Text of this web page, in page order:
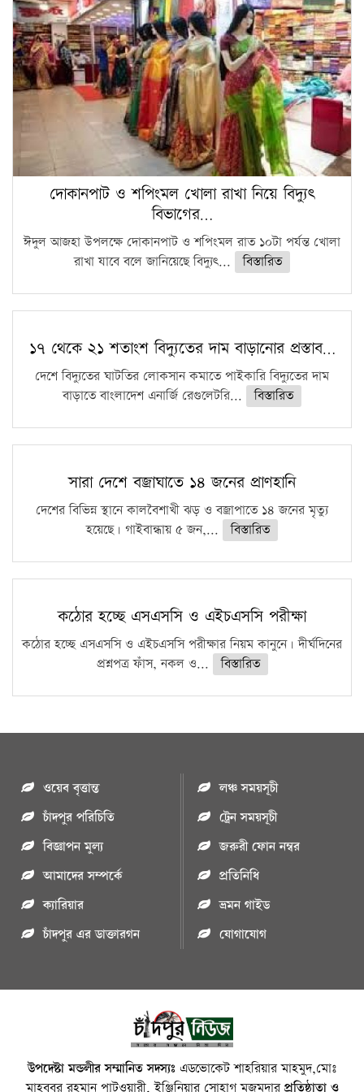
দোকানপাট ও শপিংমল খোলা রাখা নিয়ে বিদ্যুৎ
বিভাগের…
ঈদুল আজহা উপলক্ষে দোকানপাট ও শপিংমল রাত ১০টা পর্যন্ত খোলা
রাখা যাবে বলে জানিয়েছে বিদ্যুৎ...
বিস্তারিত
১৭ থেকে ২১ শতাংশ বিদ্যুতের দাম বাড়ানোর প্রস্তাব…
দেশে বিদ্যুতের ঘাটতির লোকসান কমাতে পাইকারি বিদ্যুতের দাম
বাড়াতে বাংলাদেশ এনার্জি রেগুলেটরি...
বিস্তারিত
সারা দেশে বজ্রাঘাতে ১৪ জনের প্রাণহানি
দেশের বিভিন্ন স্থানে কালবৈশাখী ঝড় ও বজ্রাপাতে ১৪ জনের মৃত্যু
হয়েছে। গাইবান্ধায় ৫ জন,...
বিস্তারিত
কঠোর হচ্ছে এসএসসি ও এইচএসসি পরীক্ষা
কঠোর হচ্ছে এসএসসি ও এইচএসসি পরীক্ষার নিয়ম কানুনে। দীর্ঘদিনের
প্রশ্নপত্র ফাঁস, নকল ও...
বিস্তারিত
ওয়েব বৃত্তান্ত
চাঁদপুর পরিচিতি
বিজ্ঞাপন মুল্য
আমাদের সম্পর্কে
ক্যারিয়ার
চাঁদপুর এর ডাক্তারগন
লঞ্চ সময়সূচী
ট্রেন সময়সূচী
জরুরী ফোন নম্বর
প্রতিনিধি
ভ্রমন গাইড
যোগাযোগ
উপদেষ্টা মন্ডলীর সম্মানিত সদস্যঃ এডভোকেট শাহরিয়ার মাহমুদ,মোঃ
মাহবুবুর রহমান পাটওয়ারী, ইঞ্জিনিয়ার সোহাগ মজুমদারপ্রতিষ্ঠাতা ও